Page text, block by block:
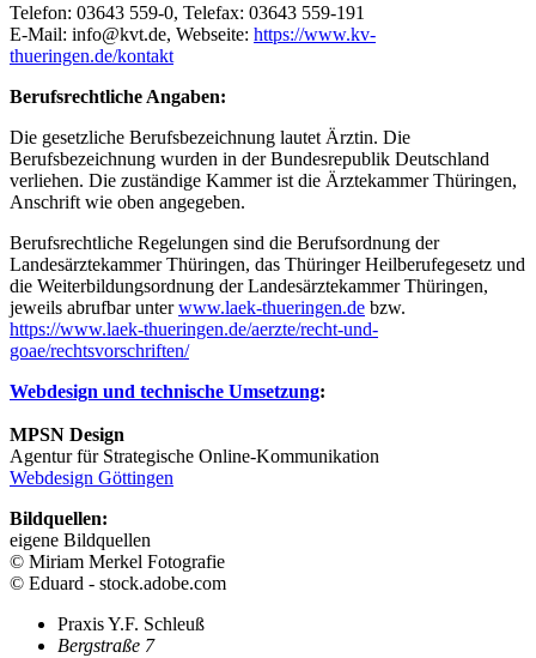
Telefon: 03643 559-0, Telefax: 03643 559-191
E-Mail: info@kvt.de, Webseite: https://www.kv-
thueringen.de/kontakt
Berufsrechtliche Angaben:
Die gesetzliche Berufsbezeichnung lautet Ärztin. Die
Berufsbezeichnung wurden in der Bundesrepublik Deutschland
verliehen. Die zuständige Kammer ist die Ärztekammer Thüringen,
Anschrift wie oben angegeben.
Berufsrechtliche Regelungen sind die Berufsordnung der
Landesärztekammer Thüringen, das Thüringer Heilberufegesetz und
die Weiterbildungsordnung der Landesärztekammer Thüringen,
jeweils abrufbar unterwww.laek-thueringen.de bzw.
https://www.laek-thueringen.de/aerzte/recht-und-
goae/rechtsvorschriften/
Webdesign und technische Umsetzung:
MPSN Design
Agentur für Strategische Online-Kommunikation
Webdesign Göttingen
Bildquellen:
eigene Bildquellen
© Miriam Merkel Fotografie
© Eduard - stock.adobe.com
Praxis Y.F. Schleuß
Bergstraße 7